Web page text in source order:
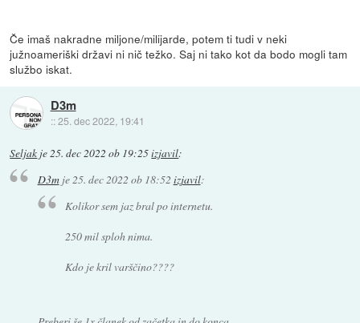
Če imaš nakradne miljone/milijarde, potem ti tudi v neki
južnoameriški državi ni nič težko. Saj ni tako kot da bodo mogli tam
službo iskat.
D3m
::25. dec 2022, 19:41
Seljak je 25. dec 2022 ob 19:25izjavil:
D3mje25. dec 2022 ob 18:52 izjavil:
Kolikor sem jaz bral po internetu.
250 mil sploh nima.
Kdo je kril varščino????